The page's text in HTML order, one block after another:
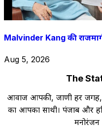
Malvinder Kang की
Aug 5, 2026
The
आवाज आपकी, जाणी हर जगह,
का आपका साथी। पंजाब और